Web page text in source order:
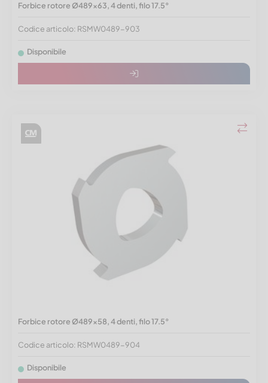
Forbice rotore Ø489x63, 4 denti, filo 17.5°
Codice articolo: RSMW0489-903
Disponibile
Forbice rotore Ø489x58, 4 denti, filo 17.5°
Codice articolo: RSMW0489-904
Disponibile